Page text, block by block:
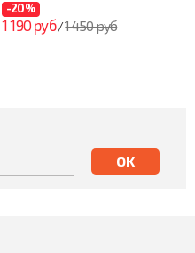
-20%
1 190 руб/1 450 руб